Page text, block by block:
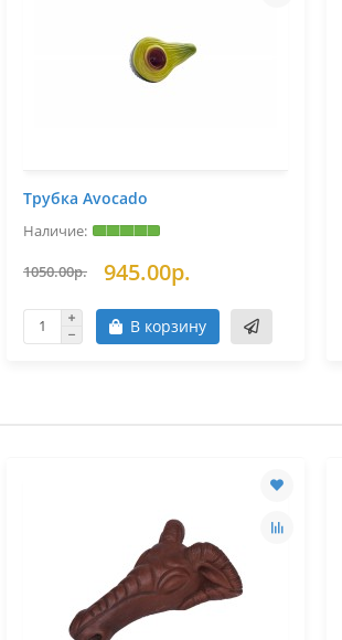
Трубка Avocado
1050.00р. 945.00р.
В корзину